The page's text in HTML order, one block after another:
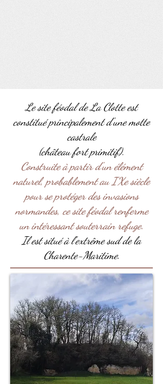
Le site féodal de La Clotte est
constitué principalement d'une motte
castrale
(château fort primitif).
Construite à partir d'un élément
naturel, probablement auIXe siècle
pour se protéger des invasions
normandes, ce site féodal renferme
un intéressant souterrain refuge.
Il est situé à l’extrême sud de la
Charente-Maritime.